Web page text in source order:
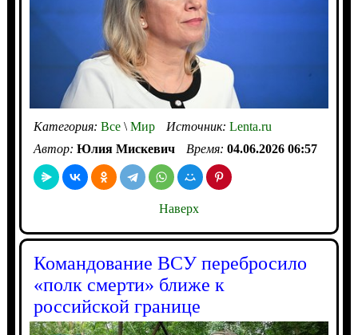
Категория: Все\Мир Источник: Lenta.ru
Автор: Юлия Мискевич Время: 04.06.2026 06:57
Наверх
Командование ВСУ перебросило
«полк смерти» ближе к
российской границе